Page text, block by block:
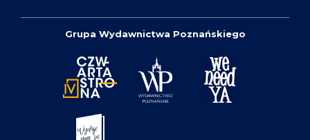
Grupa Wydawnictwa Poznańskiego